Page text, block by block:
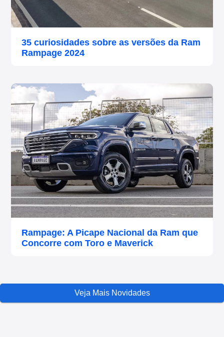
35 curiosidades sobre as versões da Ram
Rampage 2024
Rampage: A Picape Nacional da Ram que
Concorre com Toro e Maverick
Veja Mais Novidades